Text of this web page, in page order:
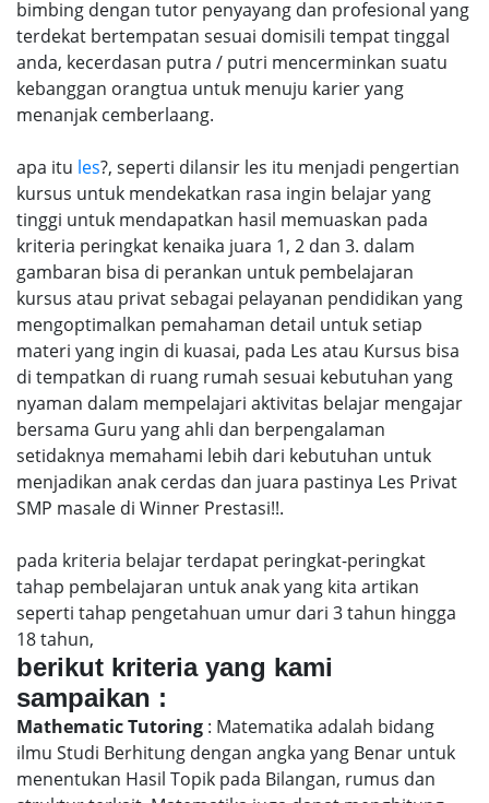
bimbing dengan tutor penyayang dan profesional yang
terdekat bertempatan sesuai domisili tempat tinggal
anda, kecerdasan putra / putri mencerminkan suatu
kebanggan orangtua untuk menuju karier yang
menanjak cemberlaang.
apa itu les?, seperti dilansir les itu menjadi pengertian
kursus untuk mendekatkan rasa ingin belajar yang
tinggi untuk mendapatkan hasil memuaskan pada
kriteria peringkat kenaika juara 1, 2 dan 3. dalam
gambaran bisa di perankan untuk pembelajaran
kursus atau privat sebagai pelayanan pendidikan yang
mengoptimalkan pemahaman detail untuk setiap
materi yang ingin di kuasai, pada Les atau Kursus bisa
di tempatkan di ruang rumah sesuai kebutuhan yang
nyaman dalam mempelajari aktivitas belajar mengajar
bersama Guru yang ahli dan berpengalaman
setidaknya memahami lebih dari kebutuhan untuk
menjadikan anak cerdas dan juara pastinya Les Privat
SMP masale di Winner Prestasi!!.
pada kriteria belajar terdapat peringkat-peringkat
tahap pembelajaran untuk anak yang kita artikan
seperti tahap pengetahuan umur dari 3 tahun hingga
18 tahun,
berikut kriteria yang kami
sampaikan :
Mathematic Tutoring : Matematika adalah bidang
ilmu Studi Berhitung dengan angka yang Benar untuk
menentukan Hasil Topik pada Bilangan, rumus dan